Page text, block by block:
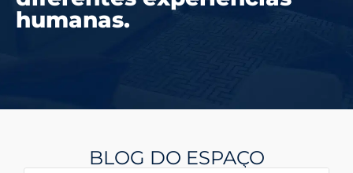
humanas.
BLOG DO ESPAÇO